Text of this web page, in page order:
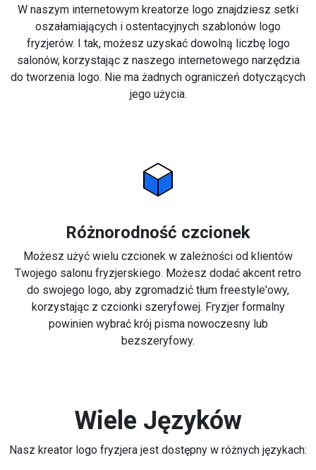
W naszym internetowym kreatorze logo znajdziesz setki
oszałamiających i ostentacyjnych szablonów logo
fryzjerów. I tak, możesz uzyskać dowolną liczbę logo
salonów, korzystając z naszego internetowego narzędzia
do tworzenia logo. Nie ma żadnych ograniczeń dotyczących
jego użycia.
Różnorodność czcionek
Możesz użyć wielu czcionek w zależności od klientów
Twojego salonu fryzjerskiego. Możesz dodać akcent retro
do swojego logo, aby zgromadzić tłum freestyle'owy,
korzystając z czcionki szeryfowej. Fryzjer formalny
powinien wybrać krój pisma nowoczesny lub
bezszeryfowy.
Wiele Języków
Nasz kreator logo fryzjera jest dostępny w różnych językach: